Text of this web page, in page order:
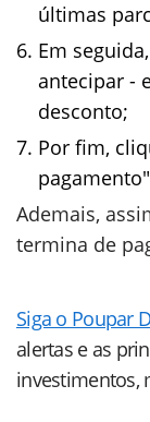
últimas
Em
antecipar -
desconto;
Por fim,
Ademais,
termina de
Siga o Poupar
alertas e as
investimentos,